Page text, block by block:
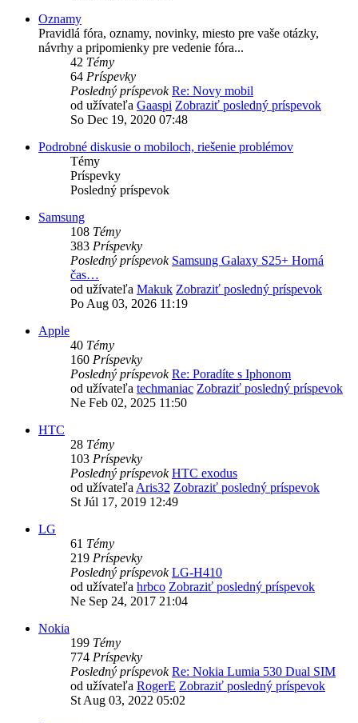
Oznamy
Pravidlá fóra, oznamy, novinky, miesto pre vaše otázky,
návrhy a pripomienky pre vedenie fóra...
42 Témy
64 Príspevky
Posledný príspevok Re: Novy mobil
od užívateľa Gaaspi Zobraziť posledný príspevok
So Dec 19, 2020 07:48
Podrobné diskusie o mobiloch, riešenie problémov
Témy
Príspevky
Posledný príspevok
Samsung
108 Témy
383 Príspevky
Posledný príspevok Samsung Galaxy S25+ Horná
čas…
od užívateľa Makuk Zobraziť posledný príspevok
Po Aug 03, 2026 11:19
Apple
40 Témy
160 Príspevky
Posledný príspevok Re: Poradíte s Iphonom
od užívateľa techmaniac Zobraziť posledný príspevok
Ne Feb 02, 2025 11:50
HTC
28 Témy
103 Príspevky
Posledný príspevok HTC exodus
od užívateľaAris32 Zobraziť posledný príspevok
St Júl 17, 2019 12:49
LG
61 Témy
219 Príspevky
Posledný príspevok LG-H410
od užívateľa hrbco Zobraziť posledný príspevok
Ne Sep 24, 2017 21:04
Nokia
199 Témy
774 Príspevky
Posledný príspevok Re: Nokia Lumia 530 Dual SIM
od užívateľa RogerE Zobraziť posledný príspevok
St Aug 03, 2022 05:02